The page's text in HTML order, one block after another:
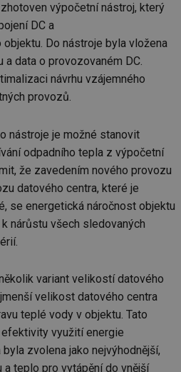
výpočetní nástroj, který
DC a
Do nástroje byla vložena
a data o provozovaném DC.
návrhu vzájemného
provozů.
nástroje je možné stanovit
odpadního tepla z výpočetní
že zavedením nového provozu
datového centra, které je
se energetická náročnost objektu
nárůstu všech sledovaných
variant velikostí datového
velikost datového centra
teplé vody v objektu. Tato
využití energie
zvolena jako nejvýhodnější,
teplo pro vytápění do vnější